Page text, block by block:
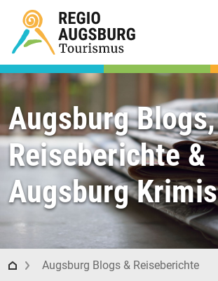
Augsburg Blogs,
Reiseberichte &
Augsburg Krimis
Regio Augsburg Tourismus
Augsburg Blogs & Reiseberichte